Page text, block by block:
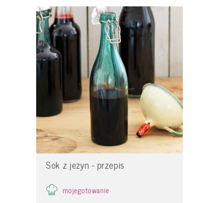
Sok z jeżyn - przepis
mojegotowanie